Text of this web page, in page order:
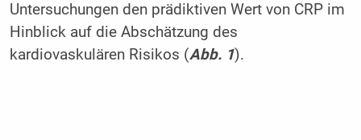
Untersuchungen den prädiktiven Wert von CRP im
Hinblick auf die Abschätzung des
kardiovaskulären Risikos (Abb. 1).